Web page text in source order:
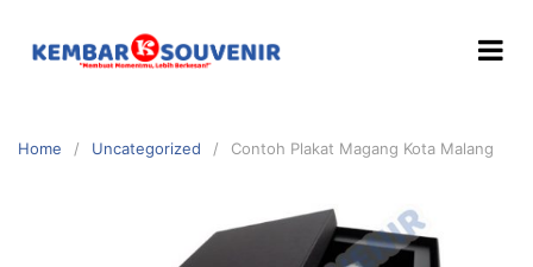
Home Uncategorized Contoh Plakat Magang Kota Malang